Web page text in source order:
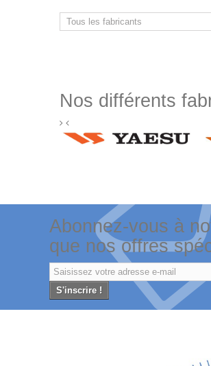
Nos différents
Abonnez-vous à
que nos offres
S'inscrire !